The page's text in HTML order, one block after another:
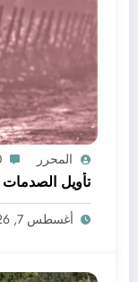
المحرر
تأويل
أغسطس 7, 2026